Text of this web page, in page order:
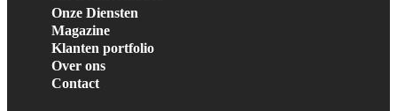
Onze Diensten
Magazine
Klanten portfolio
Over ons
Contact